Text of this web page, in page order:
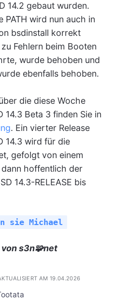
14.2 gebaut wurden.
PATH wird nun auch in
bsdinstall korrekt
Fehlern beim Booten
wurde behoben und
ebenfalls behoben.
die diese Woche
14.3 Beta 3 finden Sie in
. Ein vierter Release
14.3 wird für die
gefolgt von einem
dann hoffentlich der
14.3-RELEASE bis
sie Michael
s3n🧩net
AM 19.04.2026